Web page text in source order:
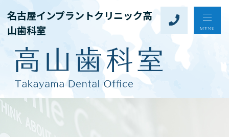
名古屋インプラントクリニック高
山歯科室